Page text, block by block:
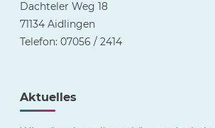
Dachteler Weg 18
71134 Aidlingen
Telefon: 07056 / 2414
Aktuelles